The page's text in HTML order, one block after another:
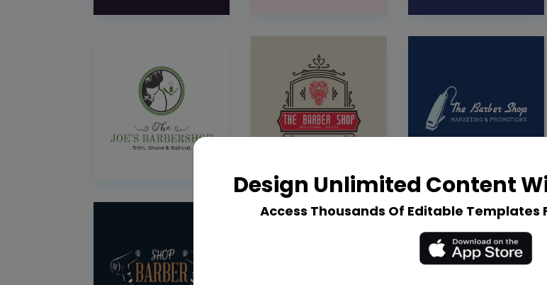
Design Unlimited Content
Access Thousands Of Editable Templates